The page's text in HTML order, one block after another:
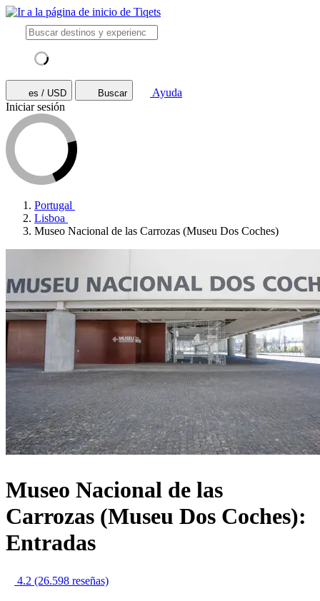
es / USD Buscar
Ayuda
Iniciar sesión
Portugal
Lisboa
Museo Nacional de las Carrozas (Museu Dos Coches)
Museo Nacional de las
Carrozas (Museu Dos Coches):
Entradas
4.2 (26.598 reseñas)